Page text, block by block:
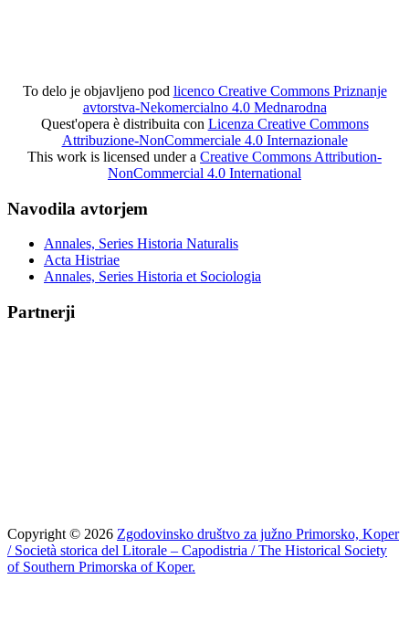
To delo je objavljeno pod licenco Creative Commons Priznanje
avtorstva-Nekomercialno 4.0 Mednarodna
Quest'opera è distribuita con Licenza Creative Commons
Attribuzione-NonCommerciale 4.0 Internazionale
This work is licensed under a Creative Commons Attribution-
NonCommercial 4.0 International
Navodila avtorjem
Annales, Series Historia Naturalis
Acta Histriae
Annales, Series Historia et Sociologia
Partnerji
Copyright © 2026 Zgodovinsko društvo za južno Primorsko, Koper
/ Società storica del Litorale – Capodistria / The Historical Society
of Southern Primorska of Koper.